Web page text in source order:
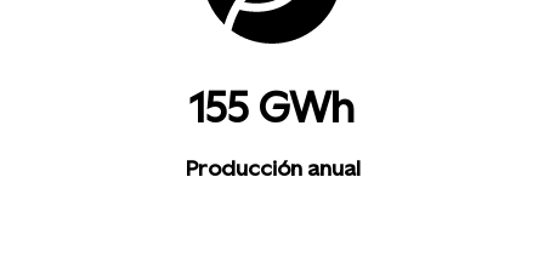
155 GWh
Producción anual